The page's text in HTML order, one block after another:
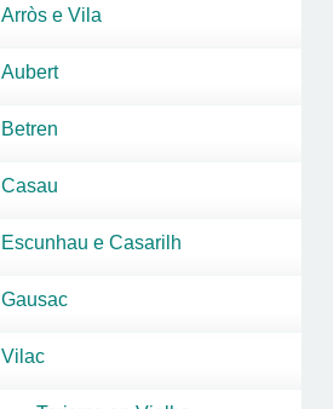
Arròs e Vila
Aubert
Betren
Casau
Escunhau e Casarilh
Gausac
Vilac